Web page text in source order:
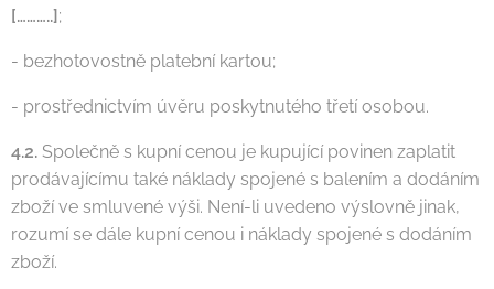
[………..];
- bezhotovostně platební kartou;
- prostřednictvím úvěru poskytnutého třetí osobou.
4.2. Společně s kupní cenou je kupující povinen zaplatit
prodávajícímu také náklady spojené s balením a dodáním
zboží ve smluvené výši. Není-li uvedeno výslovně jinak,
rozumí se dále kupní cenou i náklady spojené s dodáním
zboží.